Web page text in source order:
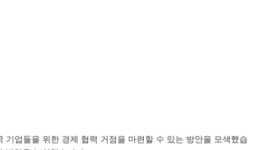
업들을 위한 경제 협력 거점을 마련할 수 있는 방안을 모색했습